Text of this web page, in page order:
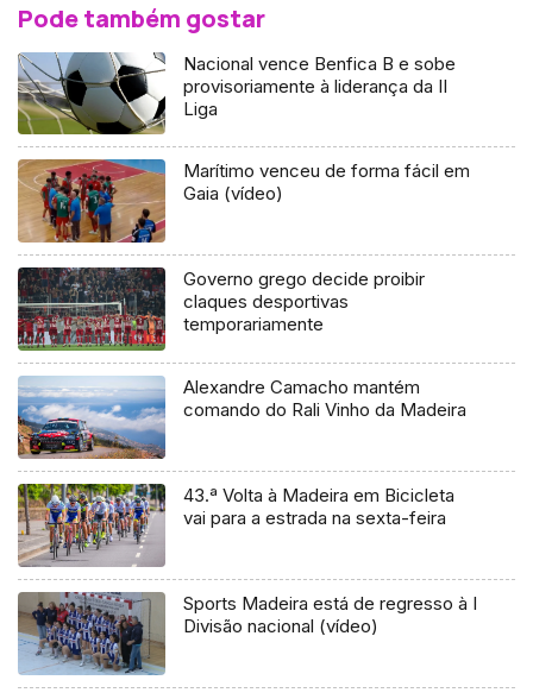
Pode também gostar
Nacional vence Benfica B e sobe
provisoriamente à liderança da II
Liga
Marítimo venceu de forma fácil em
Gaia (vídeo)
Governo grego decide proibir
claques desportivas
temporariamente
Alexandre Camacho mantém
comando do Rali Vinho da Madeira
43.ª Volta à Madeira em Bicicleta
vai para a estrada na sexta-feira
Sports Madeira está de regresso à I
Divisão nacional (vídeo)